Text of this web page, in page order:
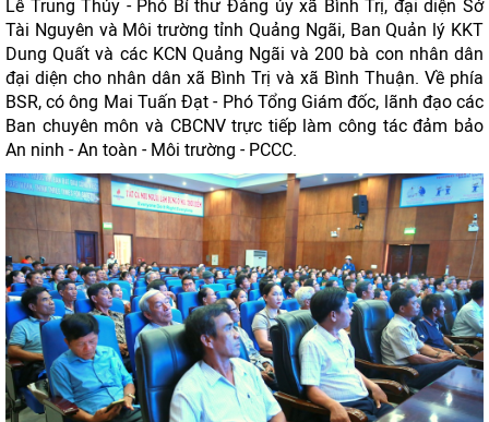
Lê Trung Thủy - Phó Bí thư Đảng ủy xã Bình Trị, đại diện Sở
Tài Nguyên và Môi trường tỉnh Quảng Ngãi, Ban Quản lý KKT
Dung Quất và các KCN Quảng Ngãi và 200 bà con nhân dân
đại diện cho nhân dân xã Bình Trị và xã Bình Thuận. Về phía
BSR, có ông Mai Tuấn Đạt - Phó Tổng Giám đốc, lãnh đạo các
Ban chuyên môn và CBCNV trực tiếp làm công tác đảm bảo
An ninh - An toàn - Môi trường - PCCC.